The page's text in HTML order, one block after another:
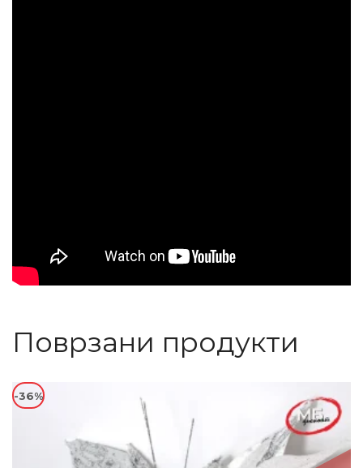
Поврзани продукти
-36%